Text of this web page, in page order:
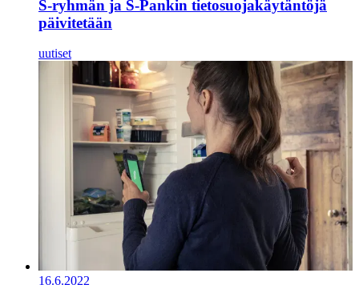
S-ryhmän ja S-Pankin tietosuojakäytäntöjä
päivitetään
uutiset
16.6.2022